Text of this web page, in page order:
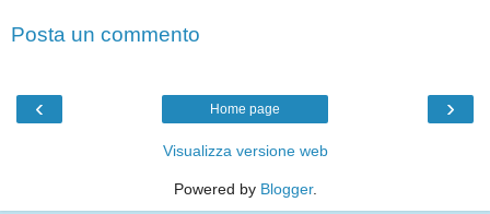
Posta un commento
‹ ›
Home page
Visualizza versione web
Powered by Blogger.